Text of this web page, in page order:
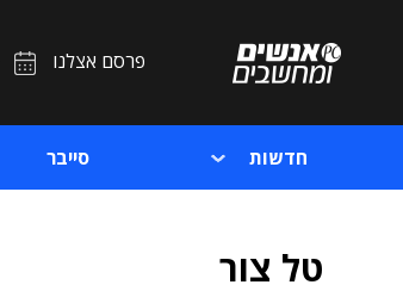
פרסם אצלנו
חדשות סייבר
טל צור